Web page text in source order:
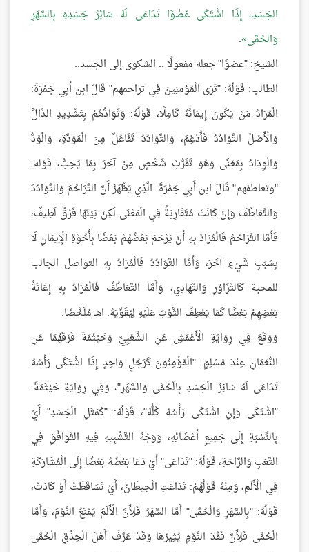
الجَسَدِ، إِذَا اشْتَكَى عُضْوًا تَدَاعَى لَهُ سَائِرُ جَسَدِهِ بِالسَّهَرِ
وَالحُمَّى .
الشيخ: "عضوًا" جعله مفعولًا .. الشكوى إلى الجسد..
الطالب: قَوْلُهُ: "تَرَى الْمُؤمنِينَ فِي تراحمهم" قَالَ ابن أَبِي جَمْرَةَ:
الْمُرَادُ مَنْ يَكُونَ إِيمَانُهُ كَامِلًا، قَوْلُهُ: وَتَوَادُّهُمْ بِتَشْدِيدِ الدَّالِّ
وَالْأَصْلُ التَّوَادُدُ فَأُدْغِمَ، وَالتَّوَادُدُ تَفَاعُلٌ مِنَ الْمَوَدَّةِ، وَالْوُدُّ
وَالْوِدَادُ بِمَعْنًى وَهُوَ تَقَرُّبُ شَخْصٍ مِنْ آخَرَ بِمَا يُحِبُّ، قَوْله:
"وتعاطفهم" قَالَ ابن أَبِي جَمْرَةَ: الَّذِي يَظْهَرُ أَنَّ التَّرَاحُمَ وَالتَّوَادُدَ
وَالتَّعَاطُفَ وَإِنْ كَانَتْ مُتَقَارِبَةٌ فِي الْمَعْنَى لَكِنْ بَيْنَهَا فَرْقٌ لَطِيفٌ،
فَأَمَّا التَّرَاحُمُ فَالْمُرَادُ بِهِ أَنْ يَرْحَمَ بَعْضُهُمْ بَعْضًا بِأُخُوَّةِ الْإِيمَانِ لَا
بِسَبَبِ شَيْءٍ آخَرَ، وَأَمَّا التَّوَادُدُ فَالْمُرَادُ بِهِ التواصل الجالب
للمحبة كَالتَّزَاوُرِ وَالتَّهَادِي، وَأَمَّا التَّعَاطُفُ فَالْمُرَادُ بِهِ إِعَانَةُ
بَعْضِهِمْ بَعْضًا كَمَا يَعْطِفُ الثَّوْبَ عَلَيْهِ لِيُقَوِّيَهُ. اهـ مُلَخَّصًا.
وَوَقَعَ فِي رِوَايَةِ الْأَعْمَشِ عَنِ الشَّعْبِيِّ وَخَيْثَمَةَ فَرْقَهُمَا عَنِ
النُّعْمَانِ عِنْدَ مُسْلِمٍ: "الْمُؤْمِنُونَ كَرَجُلٍ وَاحِدٍ إِذَا اشْتَكَى رَأْسُهُ
تَدَاعَى لَهُ سَائِرُ الْجَسَدِ بِالْحُمَّى وَالسَّهَرِ"، وَفِي رِوَايَةِ خَيْثَمَةَ:
"اشْتَكَى وَإِنِ اشْتَكَى رَأْسُهُ كُلُّهُ"، قَوْلُهُ: "كَمَثَلِ الْجَسَدِ" أَيْ
بِالنِّسْبَةِ إِلَى جَمِيعِ أَعْضَائِهِ، وَوَجْهُ التَّشْبِيهِ فِيهِ التَّوَافُقِ فِي
التَّعَبِ وَالرَّاحَةِ، قَوْلُهُ: "تَدَاعَى" أَيْ دَعَا بَعْضُهُ بَعْضًا إِلَى الْمُشَارَكَةِ
فِي الْأَلَمِ، وَمِنْهُ قَوْلُهُمْ: تَدَاعَتِ الْحِيطَانُ، أَيْ تَسَاقَطَتْ أَوْ كَادَتْ،
قَوْلُهُ: "بِالسَّهَرِ وَالْحُمَّى" أَمَّا السَّهَرُ فَلِأَنَّ الْأَلَمَ يَمْنَعُ النَّوْمَ، وَأَمَّا
الْحُمَّى فَلِأَنَّ فَقْدَ النَّوْمِ يُثِيرُهَا وَقَدْ عَرَّفَ أَهْلَ الْحِذْقِ الْحُمَّى